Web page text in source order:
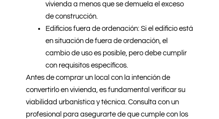
vivienda a menos que se demuela el exceso
de construcción.
Edificios fuera de ordenación: Si el edificio está
en situación de fuera de ordenación, el
cambio de uso es posible, pero debe cumplir
con requisitos específicos.
Antes de comprar un local con la intención de
convertirlo en vivienda, es fundamental verificar su
viabilidad urbanística y técnica. Consulta con un
profesional para asegurarte de que cumple con los